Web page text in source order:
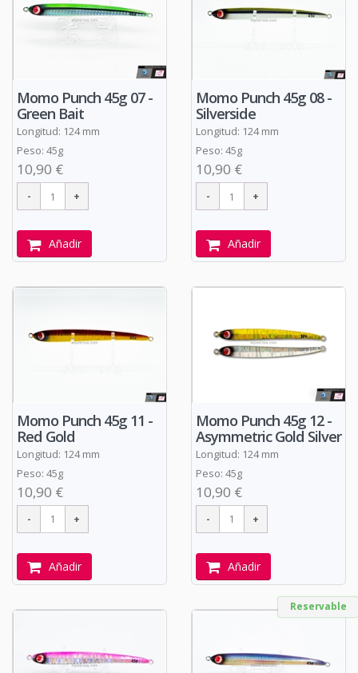
Momo Punch 45g 07 -
Green Bait
Longitud: 124 mm
Peso: 45g
10,90 €
Añadir
Momo Punch 45g 08 -
Silverside
Longitud: 124 mm
Peso: 45g
10,90 €
Añadir
Momo Punch 45g 11 -
Red Gold
Longitud: 124 mm
Peso: 45g
10,90 €
Añadir
Momo Punch 45g 12 -
Asymmetric Gold Silver
Longitud: 124 mm
Peso: 45g
10,90 €
Añadir
Reservable